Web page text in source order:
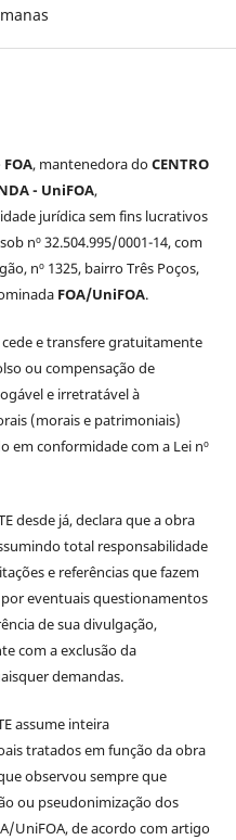
, mantenedora doCENTRO
- UniFOA,
jurídica sem fins lucrativos
nº 32.504.995/0001-14, com
nº 1325, bairro Três Poços,
FOA/UniFOA.
cede e transfere gratuitamente
ou compensação de
e irretratável à
(morais e patrimoniais)
em conformidade com a Lei nº
desde já, declara que a obra
total responsabilidade
e referências que fazem
eventuais questionamentos
de sua divulgação,
com a exclusão da
demandas.
assume inteira
tratados em função da obra
observou sempre que
ou pseudonimização dos
UniFOA, de acordo com artigo